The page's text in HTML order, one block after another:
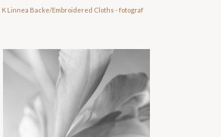
K Linnea Backe/Embroidered Cloths - fotograf